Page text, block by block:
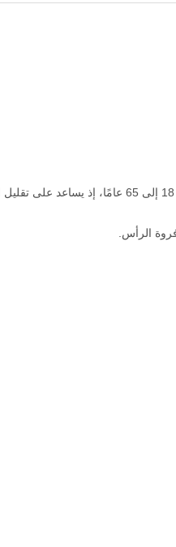
أفوجين هو علاج يُستخدم للحد من تساقط الشعر الوراثي، ئوالصلع الهرموني لدى